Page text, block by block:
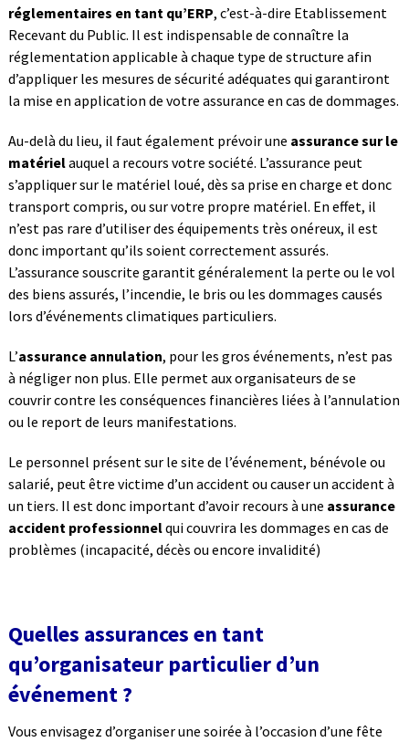
réglementaires en tant qu’ERP, c’est-à-dire Etablissement
Recevant du Public. Il est indispensable de connaître la
réglementation applicable à chaque type de structure afin
d’appliquer les mesures de sécurité adéquates qui garantiront
la mise en application de votre assurance en cas de dommages.
Au-delà du lieu, il faut également prévoir une assurance sur le
matérielauquel a recours votre société. L’assurance peut
s’appliquer sur le matériel loué, dès sa prise en charge et donc
transport compris, ou sur votre propre matériel. En effet, il
n’est pas rare d’utiliser des équipements très onéreux, il est
donc important qu’ils soient correctement assurés.
L’assurance souscrite garantit généralement la perte ou le vol
des biens assurés, l’incendie, le bris ou les dommages causés
lors d’événements climatiques particuliers.
L’assurance annulation, pour les gros événements, n’est pas
à négliger non plus. Elle permet aux organisateurs de se
couvrir contre les conséquences financières liées à l’annulation
ou le report de leurs manifestations.
Le personnel présent sur le site de l’événement, bénévole ou
salarié, peut être victime d’un accident ou causer un accident à
un tiers. Il est donc important d’avoir recours à une assurance
accident professionnelqui couvrira les dommages en cas de
problèmes (incapacité, décès ou encore invalidité)
Quelles assurances en tant
qu’organisateur particulier d’un
événement ?
Vous envisagez d’organiser une soirée à l’occasion d’une fête